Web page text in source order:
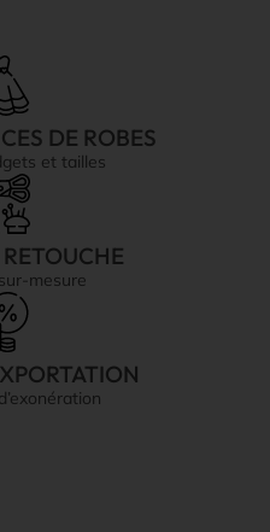
DE ROBES
et tailles
mesure